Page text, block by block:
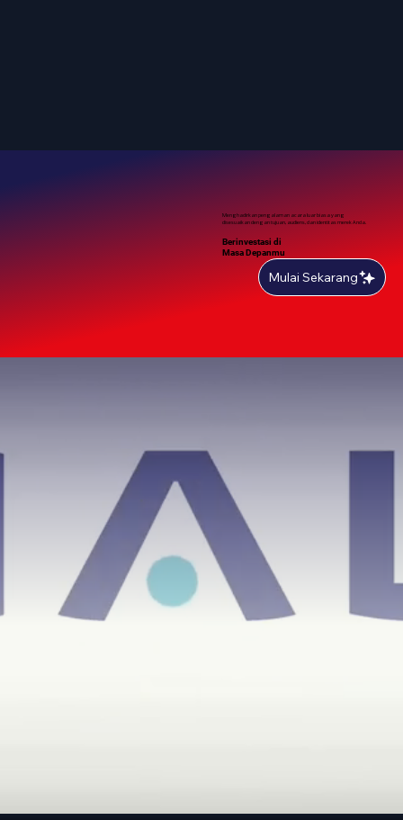
Berinvestasi di
Masa Depanmu
Menghadirkan pengalaman acara luar biasa yang
disesuaikan dengan tujuan, audiens, dan identitas merek Anda.
Mulai Sekarang